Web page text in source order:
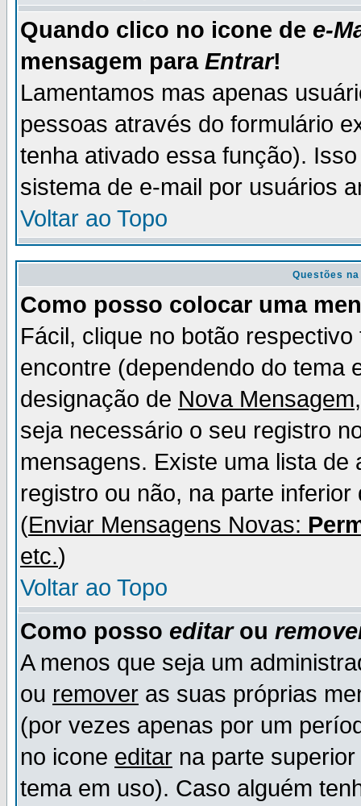
Quando clico no icone de e-
mensagem para Entrar!
Lamentamos mas apenas
pessoas através do formulário
tenha ativado essa função).
sistema de e-mail por usuários
Voltar ao Topo
Questões
Como posso colocar uma
Fácil, clique no botão
encontre (dependendo do tema
designação de Nova Mensagem
seja necessário o seu registro
mensagens. Existe uma lista
registro ou não, na parte
(Enviar Mensagens Novas:
etc.)
Voltar ao Topo
Como posso editarou
A menos que seja um
ou remover as suas próprias
(por vezes apenas por um
no icone editar na parte
tema em uso). Caso alguém